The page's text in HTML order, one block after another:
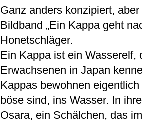
Ganz anders konzipiert,
Bildband „Ein Kappa geht
Honetschläger.
Ein Kappa ist ein Wasserelf,
Erwachsenen in Japan
Kappas bewohnen
böse sind, ins Wasser. In
Osara, ein Schälchen, das